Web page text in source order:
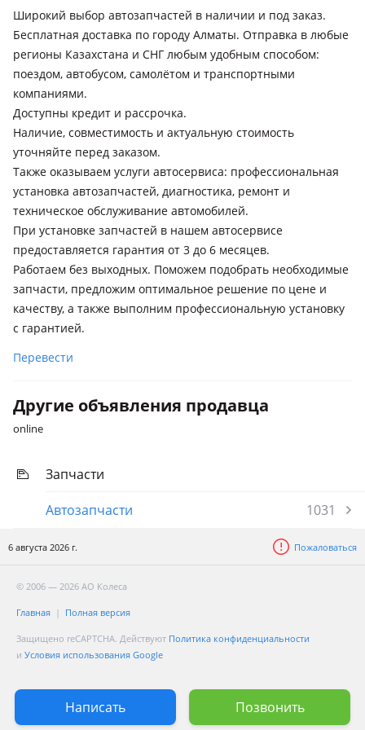
Mercedes-Benz SLK 200
2011 - н.в. R172, 2008 - 2011 R171 рестайлинг, 2004 - 2008
R171, 2000 - 2004 R170 рестайлинг
2008 - 2011 R171 рестайлинг, 2004 - 2008 R171
Mercedes-Benz SLK 300
2008 - 2011 R171 рестайлинг
Mercedes-Benz SLK 350
2011 - н.в. R172, 2008 - 2011 R171 рестайлинг, 2004 - 2008
R171
Mercedes-Benz SLK 55 AMG
2011 - н.в. R172, 2008 - 2011 R171 рестайлинг, 2004 - 2008
R171
Широкий выбор автозапчастей в наличии и под заказ.
Бесплатная доставка по городу Алматы. Отправка в любые
регионы Казахстана и СНГ любым удобным способом:
поездом, автобусом, самолётом и транспортными
компаниями.
Доступны кредит и рассрочка.
Наличие, совместимость и актуальную стоимость
уточняйте перед заказом.
Также оказываем услуги автосервиса: профессиональная
установка автозапчастей, диагностика, ремонт и
техническое обслуживание автомобилей.
При установке запчастей в нашем автосервисе
предоставляется гарантия от 3 до 6 месяцев.
Работаем без выходных. Поможем подобрать необходимые
запчасти, предложим оптимальное решение по цене и
качеству, а также выполним профессиональную установку
с гарантией.
Перевести
Другие объявления продавца
online
Запчасти
Автозапчасти
1031
6 августа 2026 г. Пожаловаться
Написать Позвонить
© 2006 — 2026 АО Колеса
Главная Полная версия
Защищено reCAPTCHA. Действуют Политика конфиденциальности
и Условия использования Google